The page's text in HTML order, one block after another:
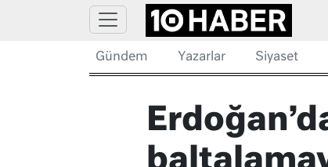
Gündem Yazarlar Siyaset